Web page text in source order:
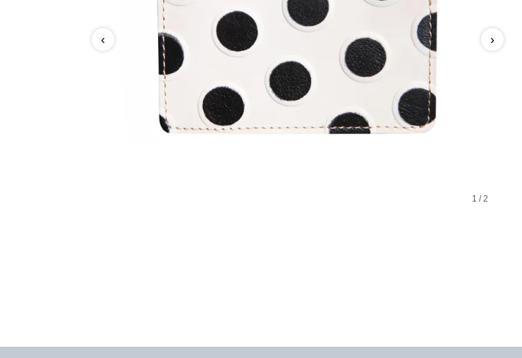
‹ ›
1 /2